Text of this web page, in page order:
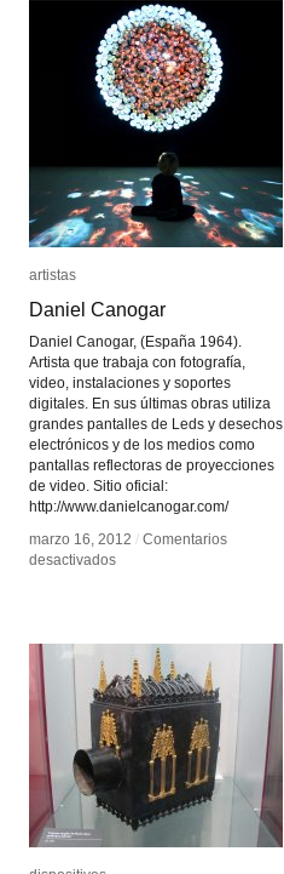
artistas
Daniel Canogar
Daniel Canogar, (España 1964).
Artista que trabaja con fotografía,
video, instalaciones y soportes
digitales. En sus últimas obras utiliza
grandes pantalles de Leds y desechos
electrónicos y de los medios como
pantallas reflectoras de proyecciones
de video. Sitio oficial:
http://www.danielcanogar.com/
marzo 16, 2012 / Comentarios
desactivadosen
artistas
Daniel Canogar
marzo 16, 2012 / Comentarios
desactivadosen